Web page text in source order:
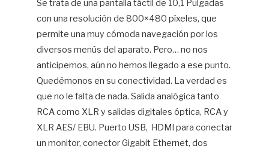
Se trata de una pantalla táctil de 10,1 Pulgadas
con una resolución de 800×480 píxeles, que
permite una muy cómoda navegación por los
diversos menús del aparato. Pero… no nos
anticipemos, aún no hemos llegado a ese punto.
Quedémonos en su conectividad. La verdad es
que no le falta de nada. Salida analógica tanto
RCA como XLR y salidas digitales óptica, RCA y
XLR AES/ EBU. Puerto USB, HDMI para conectar
un monitor, conector Gigabit Ethernet, dos